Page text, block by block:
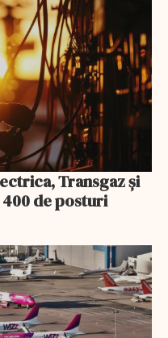
Transgaz și
de posturi